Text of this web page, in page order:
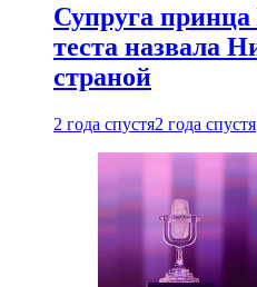
Супруга
теста назвала
страной
2 года спустя2 года спустя